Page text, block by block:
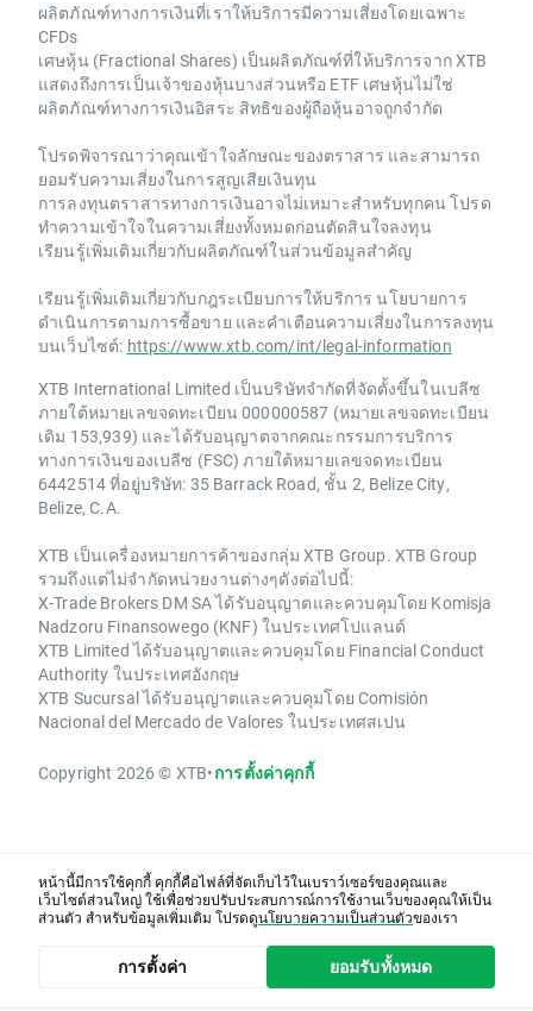
ผลิตภัณฑ์ทางการเงินที่เราให้บริการมีความเสี่ยงโดยเฉพาะ
CFDs
เศษหุ้น (Fractional Shares) เป็นผลิตภัณฑ์ที่ให้บริการจาก XTB
แสดงถึงการเป็นเจ้าของหุ้นบางส่วนหรือ ETF เศษหุ้นไม่ใช่
ผลิตภัณฑ์ทางการเงินอิสระ สิทธิของผู้ถือหุ้นอาจถูกจำกัด
โปรดพิจารณาว่าคุณเข้าใจลักษณะของตราสาร และสามารถ
ยอมรับความเสี่ยงในการสูญเสียเงินทุน
การลงทุนตราสารทางการเงินอาจไม่เหมาะสำหรับทุกคน โปรด
ทำความเข้าใจในความเสี่ยงทั้งหมดก่อนตัดสินใจลงทุน
เรียนรู้เพิ่มเติมเกี่ยวกับผลิตภัณฑ์ในส่วนข้อมูลสำคัญ
เรียนรู้เพิ่มเติมเกี่ยวกับกฎระเบียบการให้บริการ นโยบายการ
ดำเนินการตามการซื้อขาย และคำเตือนความเสี่ยงในการลงทุน
บนเว็บไซต์: https://www.xtb.com/int/legal-information
XTB International Limited เป็นบริษัทจำกัดที่จัดตั้งขึ้นในเบลีซ
ภายใต้หมายเลขจดทะเบียน 000000587 (หมายเลขจดทะเบียน
เดิม 153,939) และได้รับอนุญาตจากคณะกรรมการบริการ
ทางการเงินของเบลีซ (FSC) ภายใต้หมายเลขจดทะเบียน
6442514 ที่อยู่บริษัท: 35 Barrack Road, ชั้น 2, Belize City,
Belize, C.A.
XTB เป็นเครื่องหมายการค้าของกลุ่ม XTB Group. XTB Group
รวมถึงแต่ไม่จำกัดหน่วยงานต่างๆดังต่อไปนี้:
X-Trade Brokers DM SA ได้รับอนุญาตและควบคุมโดย Komisja
Nadzoru Finansowego (KNF) ในประเทศโปแลนด์
XTB Limited ได้รับอนุญาตและควบคุมโดย Financial Conduct
Authority ในประเทศอังกฤษ
XTB Sucursal ได้รับอนุญาตและควบคุมโดย Comisión
Nacional del Mercado de Valores ในประเทศสเปน
Copyright 2026 © XTB•การตั้งค่าคุกกี้
หน้านี้มีการใช้คุกกี้ คุกกี้คือไฟล์ที่จัดเก็บไว้ในเบราว์เซอร์ของคุณและ
เว็บไซต์ส่วนใหญ่ ใช้เพื่อช่วยปรับประสบการณ์การใช้งานเว็บของคุณให้เป็น
ส่วนตัว สำหรับข้อมูลเพิ่มเติม โปรดดูนโยบายความเป็นส่วนตัวของเรา
การตั้งค่า ยอมรับทั้งหมด